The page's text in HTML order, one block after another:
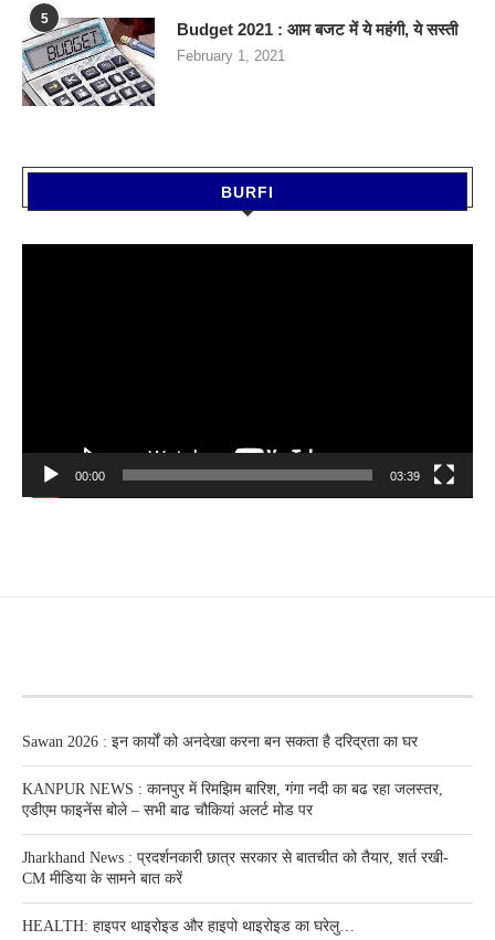
5
Budget 2021 : आम बजट में ये महंगी, ये सस्‍ती
February 1, 2021
BURFI
00:00 03:39
Sawan 2026 : इन कार्यों को अनदेखा करना बन सकता है दरिद्रता का घर
KANPUR NEWS : कानपुर में रिमझिम बारिश, गंगा नदी का बढ रहा जलस्तर,
एडीएम फाइनेंस बोले – सभी बाढ चौकियां अलर्ट मोड पर
Jharkhand News : प्रदर्शनकारी छात्र सरकार से बातचीत को तैयार, शर्त रखी-
CM मीडिया के सामने बात करें
HEALTH: हाइपर थाइरोइड और हाइपो थाइरोइड का घरेलु…